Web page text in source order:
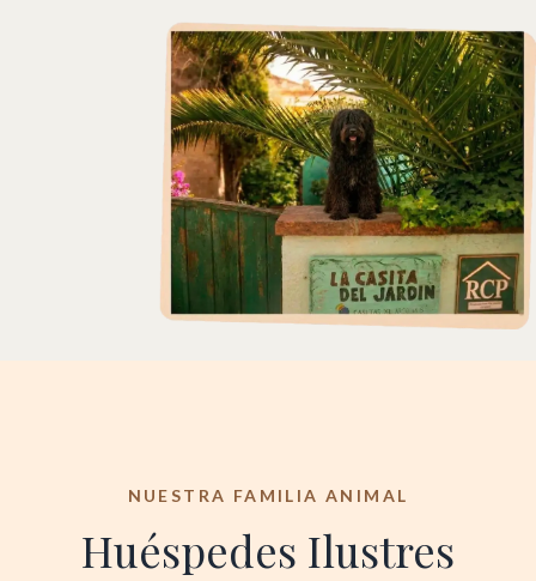
NUESTRA FAMILIA ANIMAL
Huéspedes Ilustres